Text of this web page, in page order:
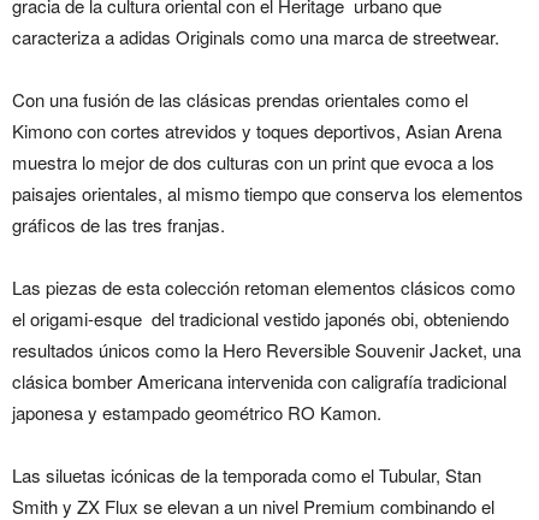
caracteriza a adidas Originals como una marca de streetwear.
Con una fusión de las clásicas prendas orientales como el
Kimono con cortes atrevidos y toques deportivos, Asian Arena
muestra lo mejor de dos culturas con un print que evoca a los
paisajes orientales, al mismo tiempo que conserva los elementos
gráficos de las tres franjas.
Las piezas de esta colección retoman elementos clásicos como
el origami-esque del tradicional vestido japonés obi, obteniendo
resultados únicos como la Hero Reversible Souvenir Jacket, una
clásica bomber Americana intervenida con caligrafía tradicional
japonesa y estampado geométrico RO Kamon.
Las siluetas icónicas de la temporada como el Tubular, Stan
Smith y ZX Flux se elevan a un nivel Premium combinando el